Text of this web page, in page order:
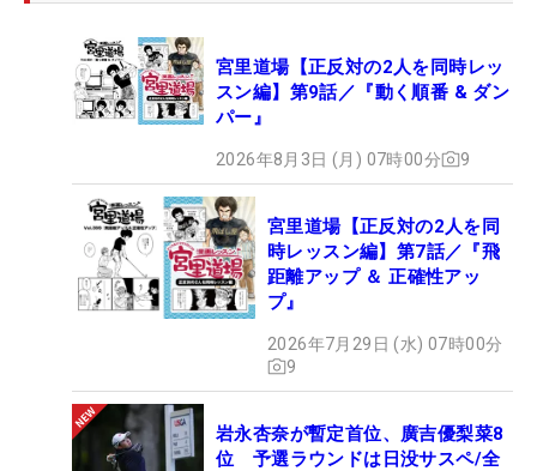
宮里道場【正反対の2人を同時レッ
スン編】第9話／『動く順番 & ダン
パー』
2026年8月3日 (月) 07時00分 9
宮里道場【正反対の2人を同
時レッスン編】第7話／『飛
距離アップ ＆ 正確性アッ
プ』
2026年7月29日 (水) 07時00分
9
岩永杏奈が暫定首位、廣吉優梨菜8
位 予選ラウンドは日没サスペ/全